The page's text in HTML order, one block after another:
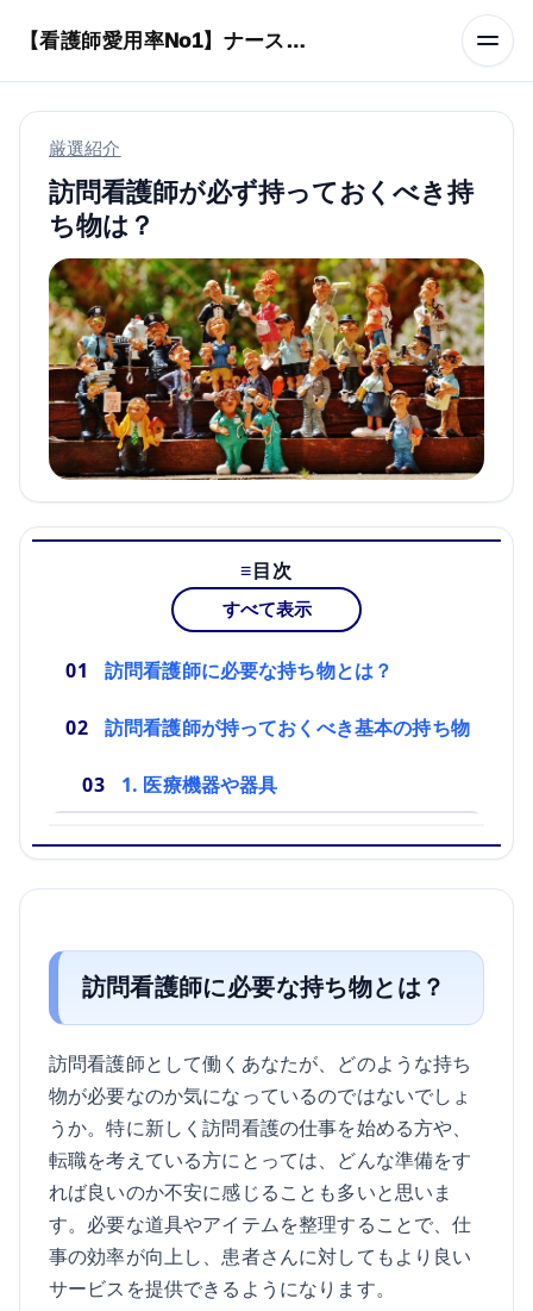
【看護師愛用率No1】ナースリーで人気の商品はコレ
厳選紹介
訪問看護師が必ず持っておくべき持
ち物は？
目次
すべて表示
訪問看護師に必要な持ち物とは？
訪問看護師が持っておくべき基本の持ち物
1. 医療機器や器具
訪問看護師に必要な持ち物とは？
訪問看護師として働くあなたが、どのような持ち
物が必要なのか気になっているのではないでしょ
うか。特に新しく訪問看護の仕事を始める方や、
転職を考えている方にとっては、どんな準備をす
れば良いのか不安に感じることも多いと思いま
す。必要な道具やアイテムを整理することで、仕
事の効率が向上し、患者さんに対してもより良い
サービスを提供できるようになります。